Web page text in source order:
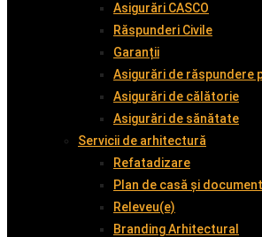
Asigurări CASCO
Răspunderi Civile
Garanții
Asigurări de răspundere
Asigurări de călătorie
Asigurări de sănătate
Servicii de arhitectură
Refatadizare
Plan de casă și
Releveu(e)
Branding Arhitectural